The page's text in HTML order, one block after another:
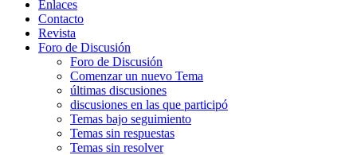
Enlaces
Contacto
Revista
Foro de Discusión
Foro de Discusión
Comenzar un nuevo Tema
últimas discusiones
discusiones en las que participó
Temas bajo seguimiento
Temas sin respuestas
Temas sin resolver